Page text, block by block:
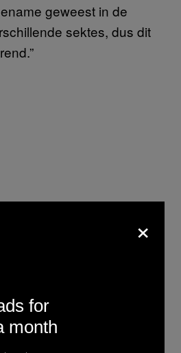
geweest in de
sektes, dus dit
×
for
month